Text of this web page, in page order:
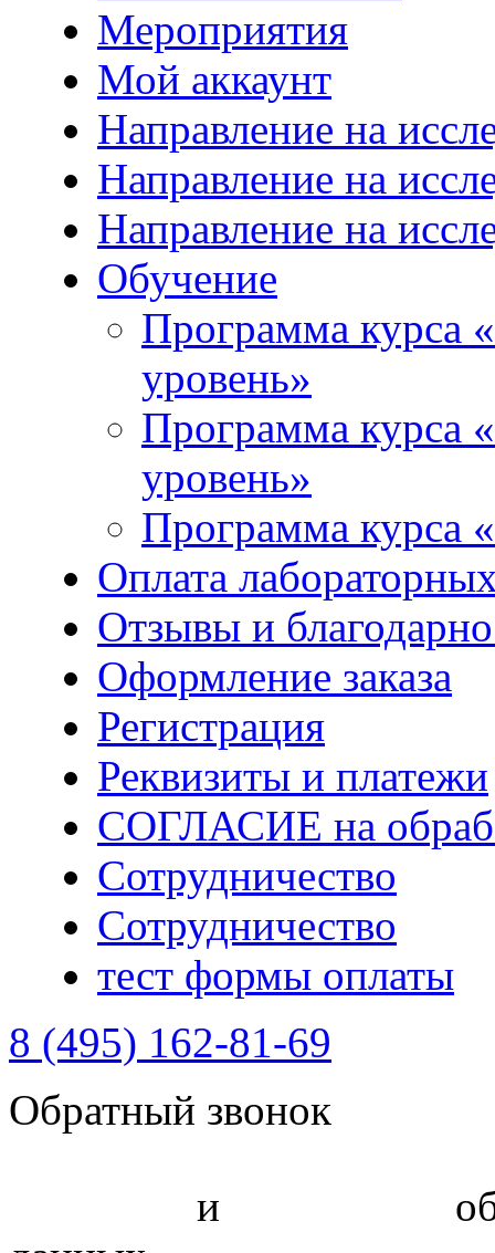
Мероприятия
Мой аккаунт
Направление на
Направление на
Направление на
Обучение
Программа курса
уровень»
Программа курса
уровень»
Программа курса
Оплата
Отзывы и
Оформление заказа
Регистрация
Реквизиты и платежи
СОГЛАСИЕ на
Сотрудничество
Сотрудничество
тест формы оплаты
8 (495) 162-81-69
Обратный звонок
и